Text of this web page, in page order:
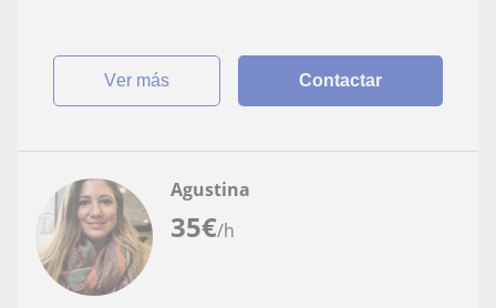
ver más Contactar
35€/h
Agustina